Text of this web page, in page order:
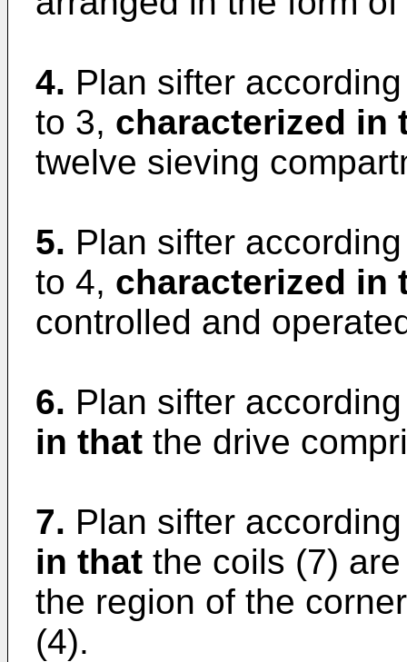
4. Plan sifter
to 3, characterized in
twelve sieving
5. Plan sifter
to 4, characterized in
controlled and
6. Plan sifter
in that the drive
7. Plan sifter
in that the coils (7)
the region of the
(4).